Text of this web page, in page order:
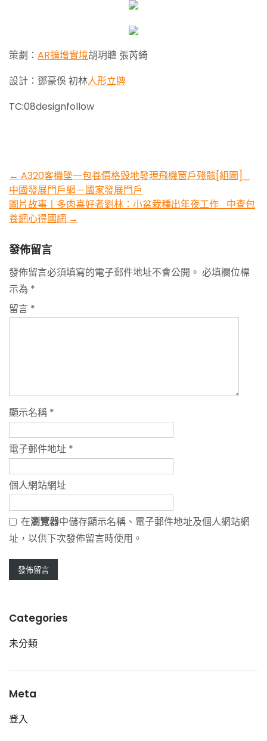
策劃： AR擴增實境胡玥聰 張芮綺
設計：鄧豪俁 初林人形立牌
TC:08designfollow
Post
navigation
← A320客機墜一包養價格毀地發現飛機窗戶殘骸[組圖]_
中國發展門戶網－國家發展門戶
圖片故事丨多肉喜好者劉林：小盆栽種出年夜工作_中查包
養網心得國網 →
發佈留言
發佈留言必須填寫的電子郵件地址不會公開。 必填欄位標
示為 *
留言 *
顯示名稱 *
電子郵件地址 *
個人網站網址
在瀏覽器中儲存顯示名稱、電子郵件地址及個人網站網
址，以供下次發佈留言時使用。
Categories
未分類
Meta
登入